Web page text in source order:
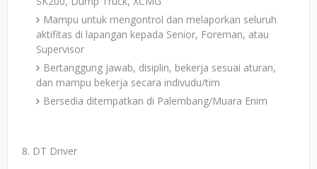
Mampu untuk mengontrol dan melaporkan seluruh
aktifitas di lapangan kepada Senior, Foreman, atau
Supervisor
Bertanggung jawab, disiplin, bekerja sesuai aturan,
dan mampu bekerja secara indivudu/tim
Bersedia ditempatkan di Palembang/Muara Enim
8. DT Driver